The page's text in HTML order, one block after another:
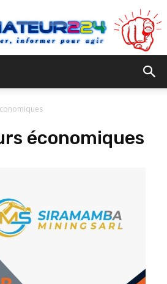
économiques